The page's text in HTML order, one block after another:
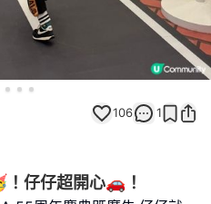
106 1
仔仔超開心🚗！